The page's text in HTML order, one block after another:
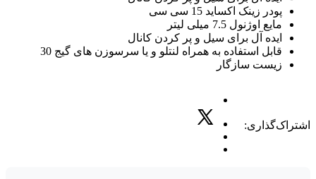
پودر زینک اکساید 15 سی سی
مایع اوژنول 7.5 میلی لیتر
ایده آل برای سیل و پر کردن کانال
قابل استفاده به همراه لنتلو و یا سرسوزن های گیج 30
زیست سازگار
اشتراک‌گذاری: